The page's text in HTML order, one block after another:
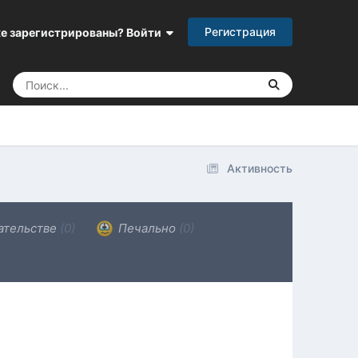
зарегистрированы? Войти Регистрация
Активность
(0) Печально (0)